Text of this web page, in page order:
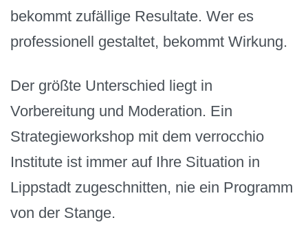
bekommt zufällige Resultate. Wer es
professionell gestaltet, bekommt Wirkung.
Der größte Unterschied liegt in
Vorbereitung und Moderation. Ein
Strategieworkshop mit dem verrocchio
Institute ist immer auf Ihre Situation in
Lippstadt zugeschnitten, nie ein Programm
von der Stange.